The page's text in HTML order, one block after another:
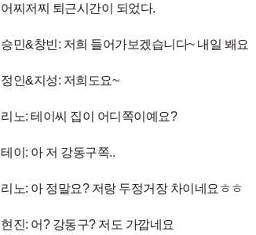
어찌저찌 퇴근시간이 되었다.
승민&창빈: 저희 들어가보겠습니다~ 내일 봬요
정인&지성: 저희도요~
리노: 테이씨 집이 어디쪽이예요?
테이: 아 저 강동구쪽..
리노: 아 정말요? 저랑 두정거장 차이네요ㅎㅎ
현진: 어? 강동구? 저도 가깝네요